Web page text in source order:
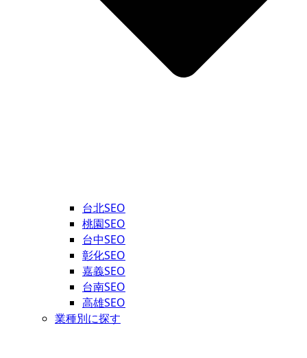
台北SEO
桃園SEO
台中SEO
彰化SEO
嘉義SEO
台南SEO
高雄SEO
業種別に探す